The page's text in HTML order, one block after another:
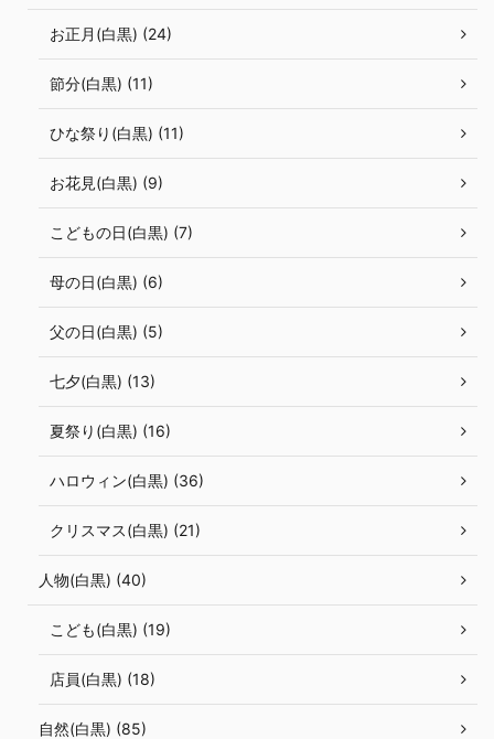
お正月(白黒) (24)
節分(白黒) (11)
ひな祭り(白黒) (11)
お花見(白黒) (9)
こどもの日(白黒) (7)
母の日(白黒) (6)
父の日(白黒) (5)
七夕(白黒) (13)
夏祭り(白黒) (16)
ハロウィン(白黒) (36)
クリスマス(白黒) (21)
人物(白黒) (40)
こども(白黒) (19)
店員(白黒) (18)
自然(白黒) (85)